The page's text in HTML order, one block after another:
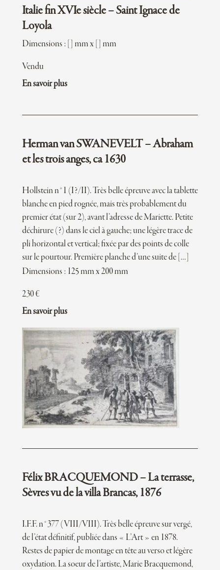
Italie fin XVIe siècle – Saint Ignace de
Loyola
Dimensions : [] mm x [] mm
Vendu
En savoir plus
Herman van SWANEVELT – Abraham
et les trois anges, ca 1630
Hollstein n°1 (I?/II). Très belle épreuve avec la tablette
blanche en pied rognée, mais très probablement du
premier état (sur 2), avant l’adresse de Mariette. Petite
déchirure (?) dans le ciel à gauche; une légère trace de
pli horizontal et vertical; fixée par des points de colle
sur le pourtour. Première planche d’une suite de […]
Dimensions : 125 mm x 200 mm
230€
En savoir plus
Félix BRACQUEMOND – La terrasse,
Sèvres vu de la villa Brancas, 1876
I.F.F. n°377 (VIII/VIII). Très belle épreuve sur vergé,
de l’état définitif, publiée dans « L’Art » en 1878.
Restes de papier de montage en tête au verso et légère
oxydation. La soeur de l’artiste, Marie Bracquemond,